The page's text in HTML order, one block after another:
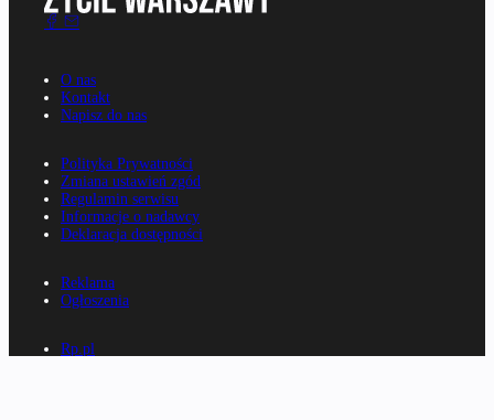
O nas
Kontakt
Napisz do nas
Polityka Prywatności
Zmiana ustawień zgód
Regulamin serwisu
Informacje o nadawcy
Deklaracja dostępności
Reklama
Ogłoszenia
Rp.pl